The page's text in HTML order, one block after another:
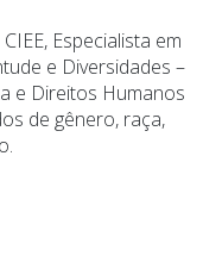
Especialista em
e Diversidades –
e Direitos Humanos
de gênero, raça,